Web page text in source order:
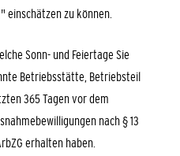
zu können.
Sonn- und Feiertage Sie
Betriebsstätte, Betriebsteil
365 Tagen vor dem
nach § 13
erhalten haben.